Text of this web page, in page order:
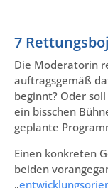
7
Die Moderatorin
auftragsgemäß
beginnt? Oder
ein bisschen
geplante
Einen konkreten
beiden
„